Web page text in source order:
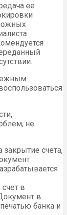
ее
не
закрытие счета,
в
в
банка и